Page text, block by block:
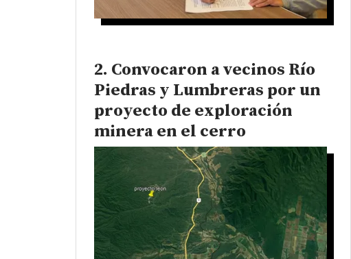
Convocaron a vecinos Río
Piedras y Lumbreras por un
proyecto de exploración
minera en el cerro